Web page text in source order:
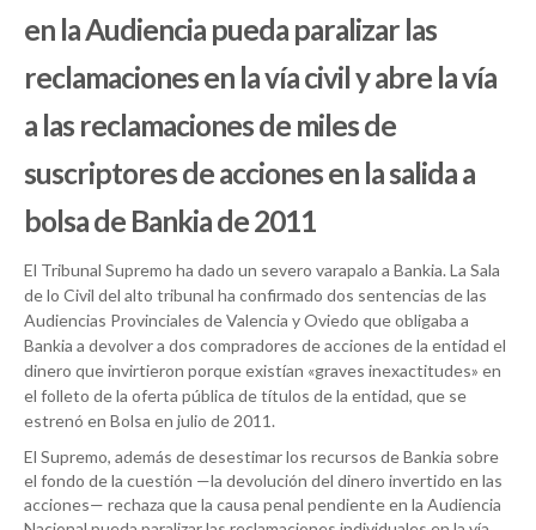
en la Audiencia pueda paralizar las
reclamaciones en la vía civil y abre la vía
a las reclamaciones de miles de
suscriptores de acciones en la salida a
bolsa de Bankia de 2011
El Tribunal Supremo ha dado un severo varapalo a Bankia. La Sala
de lo Civil del alto tribunal ha confirmado dos sentencias de las
Audiencias Provinciales de Valencia y Oviedo que obligaba a
Bankia a devolver a dos compradores de acciones de la entidad el
dinero que invirtieron porque existían «graves inexactitudes» en
el folleto de la oferta pública de títulos de la entidad, que se
estrenó en Bolsa en julio de 2011.
El Supremo, además de desestimar los recursos de Bankia sobre
el fondo de la cuestión —la devolución del dinero invertido en las
acciones— rechaza que la causa penal pendiente en la Audiencia